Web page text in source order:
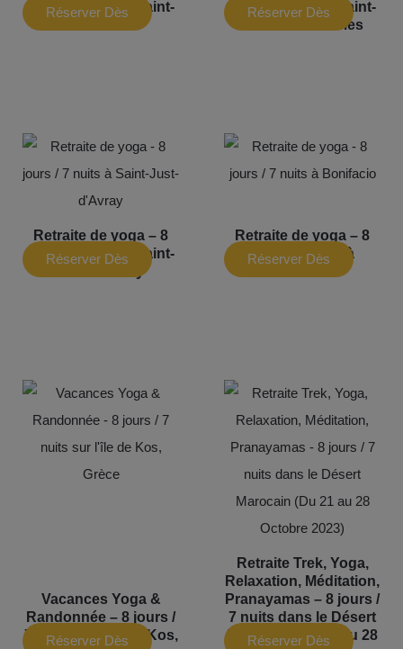
jours / 7 nuits à Saint-
Réserver Dès
jours / 7 nuits à Saint-
Martin-de-Brômes
Réserver Dès
Retraite de yoga – 8
jours / 7 nuits à Saint-
Just-d’Avray
Réserver Dès
Retraite de yoga – 8
jours / 7 nuits à
Réserver Dès
Vacances Yoga &
Randonnée – 8 jours /
7 nuits sur l’île de Kos,
Réserver Dès
Retraite Trek, Yoga,
Relaxation, Méditation,
Pranayamas – 8 jours /
7 nuits dans le Désert
Marocain (Du 21 au 28
Réserver Dès